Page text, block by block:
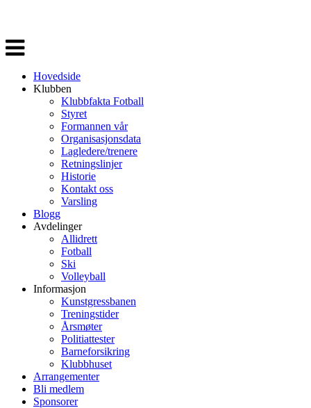
Veksle
navigasjon
Hovedside
Klubben
Klubbfakta Fotball
Styret
Formannen vår
Organisasjonsdata
Lagledere/trenere
Retningslinjer
Historie
Kontakt oss
Varsling
Blogg
Avdelinger
Allidrett
Fotball
Ski
Volleyball
Informasjon
Kunstgressbanen
Treningstider
Årsmøter
Politiattester
Barneforsikring
Klubbhuset
Arrangementer
Bli medlem
Sponsorer